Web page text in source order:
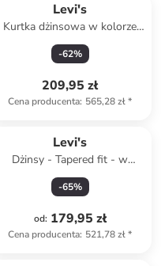
Levi's
Kurtka dżinsowa w kolorze
granatowym
-62%
209,95 zł
Cena producenta: 565,28 zł*
Levi's
Dżinsy - Tapered fit - w
kolorze szarym
-65%
od: 179,95 zł
Cena producenta: 521,78 zł*